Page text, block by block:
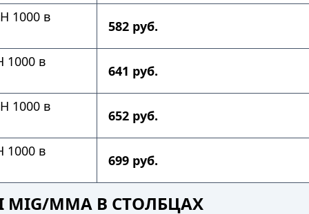
1000 в
582 руб.
1000 в
641 руб.
1000 в
652 руб.
1000 в
699 руб.
MMA В СТОЛБЦАХ